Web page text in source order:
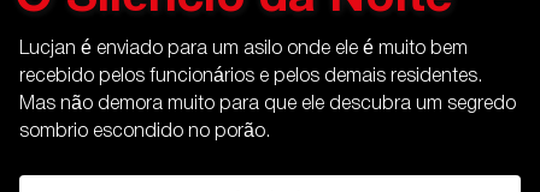
Lucjan é enviado para um asilo onde ele é muito bem
recebido pelos funcionários e pelos demais residentes.
Mas não demora muito para que ele descubra um segredo
sombrio escondido no porão.